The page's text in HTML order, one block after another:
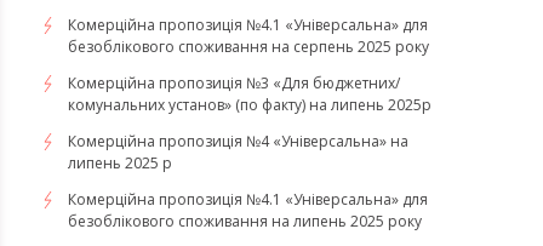
Комерційна пропозиція №4.1 «Універсальна» для
безоблікового споживання на серпень 2025 року
Комерційна пропозиція №3 «Для бюджетних/
комунальних установ» (по факту) на липень 2025р
Комерційна пропозиція №4 «Універсальна» на
липень 2025 р
Комерційна пропозиція №4.1 «Універсальна» для
безоблікового споживання на липень 2025 року